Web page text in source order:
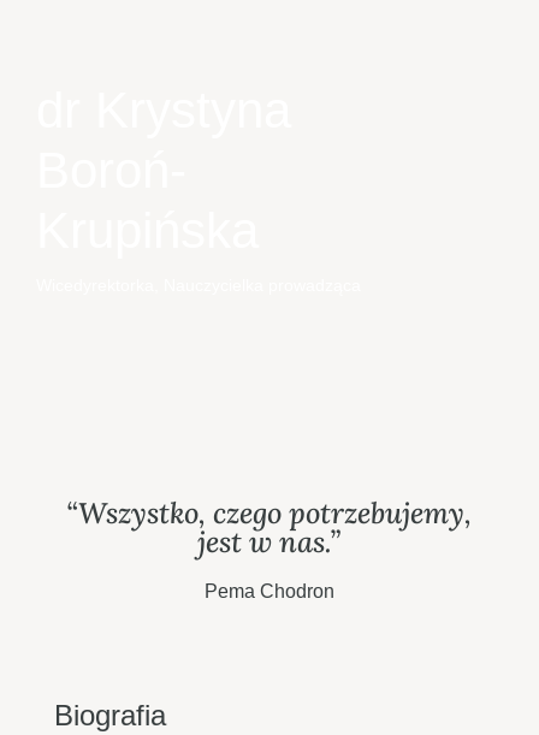
“Wszystko, czego potrzebujemy,
jest w nas.”
Pema Chodron
Biografia